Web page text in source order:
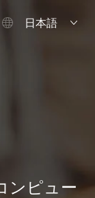
日本語
ンピュー